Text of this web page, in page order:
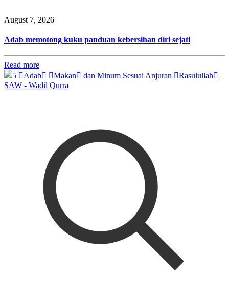
August 7, 2026
Adab memotong kuku panduan kebersihan diri sejati
Read more